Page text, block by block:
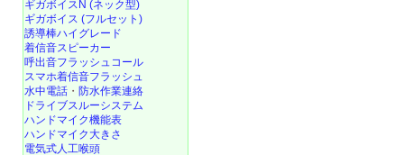
ギガボイスN (ネック型)
ギガボイス (フルセット)
誘導棒ハイグレード
着信音スピーカー
呼出音フラッシュコール
スマホ着信音フラッシュ
水中電話 ・ 防水作業連絡
ドライブスルーシステム
ハンドマイク機能表
ハンドマイク大きさ
電気式人工喉頭